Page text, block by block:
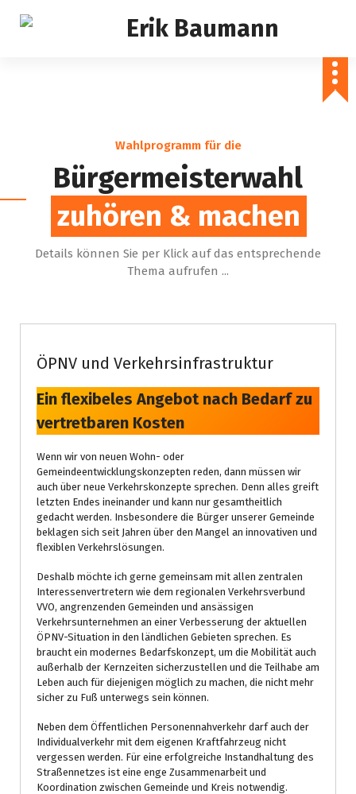
n
Wahlprogramm für die
Bürgermeisterwahl
zuhören & machen
Details können Sie per Klick auf das entsprechende
Thema aufrufen ...
ÖPNV und Verkehrsinfrastruktur
Ein flexibeles Angebot nach Bedarf zu
vertretbaren Kosten
Wenn wir von neuen Wohn- oder
Gemeindeentwicklungskonzepten reden, dann müssen wir
auch über neue Verkehrskonzepte sprechen. Denn alles greift
letzten Endes ineinander und kann nur gesamtheitlich
gedacht werden. Insbesondere die Bürger unserer Gemeinde
beklagen sich seit Jahren über den Mangel an innovativen und
flexiblen Verkehrslösungen.
Deshalb möchte ich gerne gemeinsam mit allen zentralen
Interessenvertretern wie dem regionalen Verkehrsverbund
VVO, angrenzenden Gemeinden und ansässigen
Verkehrsunternehmen an einer Verbesserung der aktuellen
ÖPNV-Situation in den ländlichen Gebieten sprechen. Es
braucht ein modernes Bedarfskonzept, um die Mobilität auch
außerhalb der Kernzeiten sicherzustellen und die Teilhabe am
Leben auch für diejenigen möglich zu machen, die nicht mehr
sicher zu Fuß unterwegs sein können.
Neben dem Öffentlichen Personennahverkehr darf auch der
Individualverkehr mit dem eigenen Kraftfahrzeug nicht
vergessen werden. Für eine erfolgreiche Instandhaltung des
Straßennetzes ist eine enge Zusammenarbeit und
Koordination zwischen Gemeinde und Kreis notwendig.